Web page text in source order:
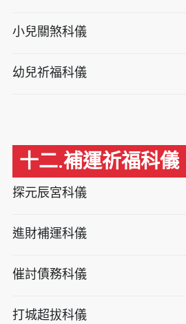
小兒關煞科儀
幼兒祈福科儀
十二.補運祈福科儀
探元辰宮科儀
進財補運科儀
催討債務科儀
打城超拔科儀